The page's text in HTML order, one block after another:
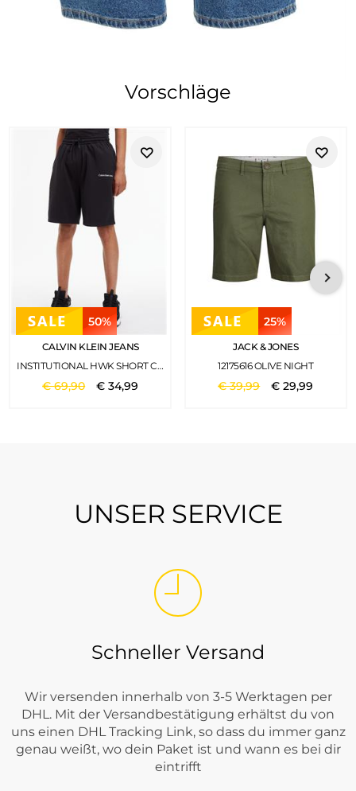
Vorschläge
50%
CALVIN KLEIN JEANS
INSTITUTIONAL HWK SHORT CK BLACK
€69,90 €34,99
25%
JACK & JONES
12175616 OLIVE NIGHT
€39,99 €29,99
UNSER SERVICE
Schneller Versand
Wir versenden innerhalb von 3-5 Werktagen per
DHL. Mit der Versandbestätigung erhältst du von
uns einen DHL Tracking Link, so dass du immer ganz
genau weißt, wo dein Paket ist und wann es bei dir
eintrifft